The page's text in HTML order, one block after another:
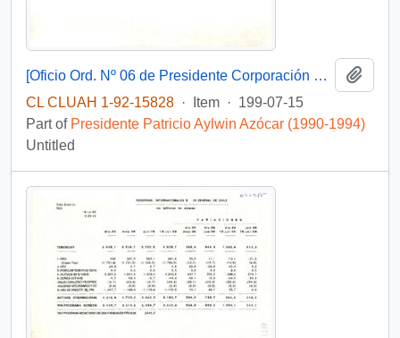
[Oficio Ord. Nº 06 de Presidente Corporación Nacional de Reparación y Reconciliación, solicita antecedentes]
CL CLUAH 1-92-15828 · Item · 199-07-15
Part of Presidente Patricio Aylwin Azócar (1990-1994)
Untitled